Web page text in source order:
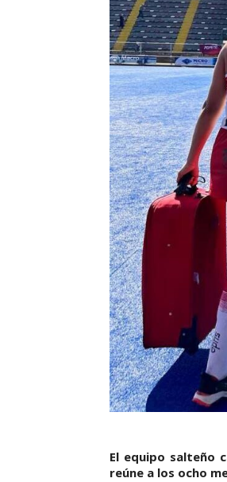
El equipo salteño
reúne a los ocho